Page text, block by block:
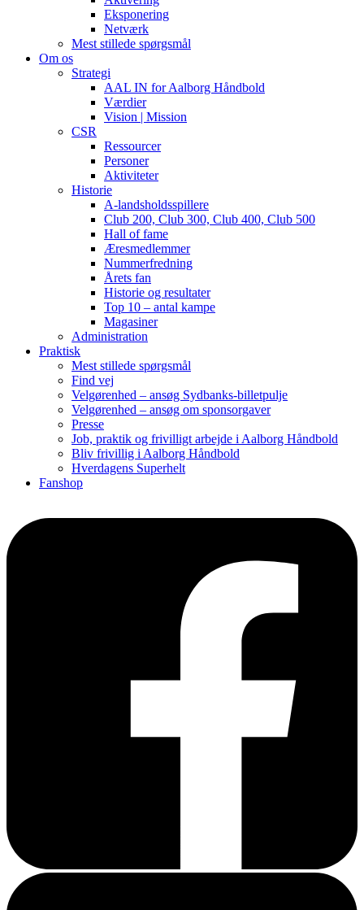
Eksponering
Netværk
Mest stillede spørgsmål
Om os
Strategi
AAL IN for Aalborg Håndbold
Værdier
Vision | Mission
CSR
Ressourcer
Personer
Aktiviteter
Historie
A-landsholdsspillere
Club 200, Club 300, Club 400, Club 500
Hall of fame
Æresmedlemmer
Nummerfredning
Årets fan
Historie og resultater
Top 10 – antal kampe
Magasiner
Administration
Praktisk
Mest stillede spørgsmål
Find vej
Velgørenhed – ansøg Sydbanks-billetpulje
Velgørenhed – ansøg om sponsorgaver
Presse
Job, praktik og frivilligt arbejde i Aalborg Håndbold
Bliv frivillig i Aalborg Håndbold
Hverdagens Superhelt
Fanshop